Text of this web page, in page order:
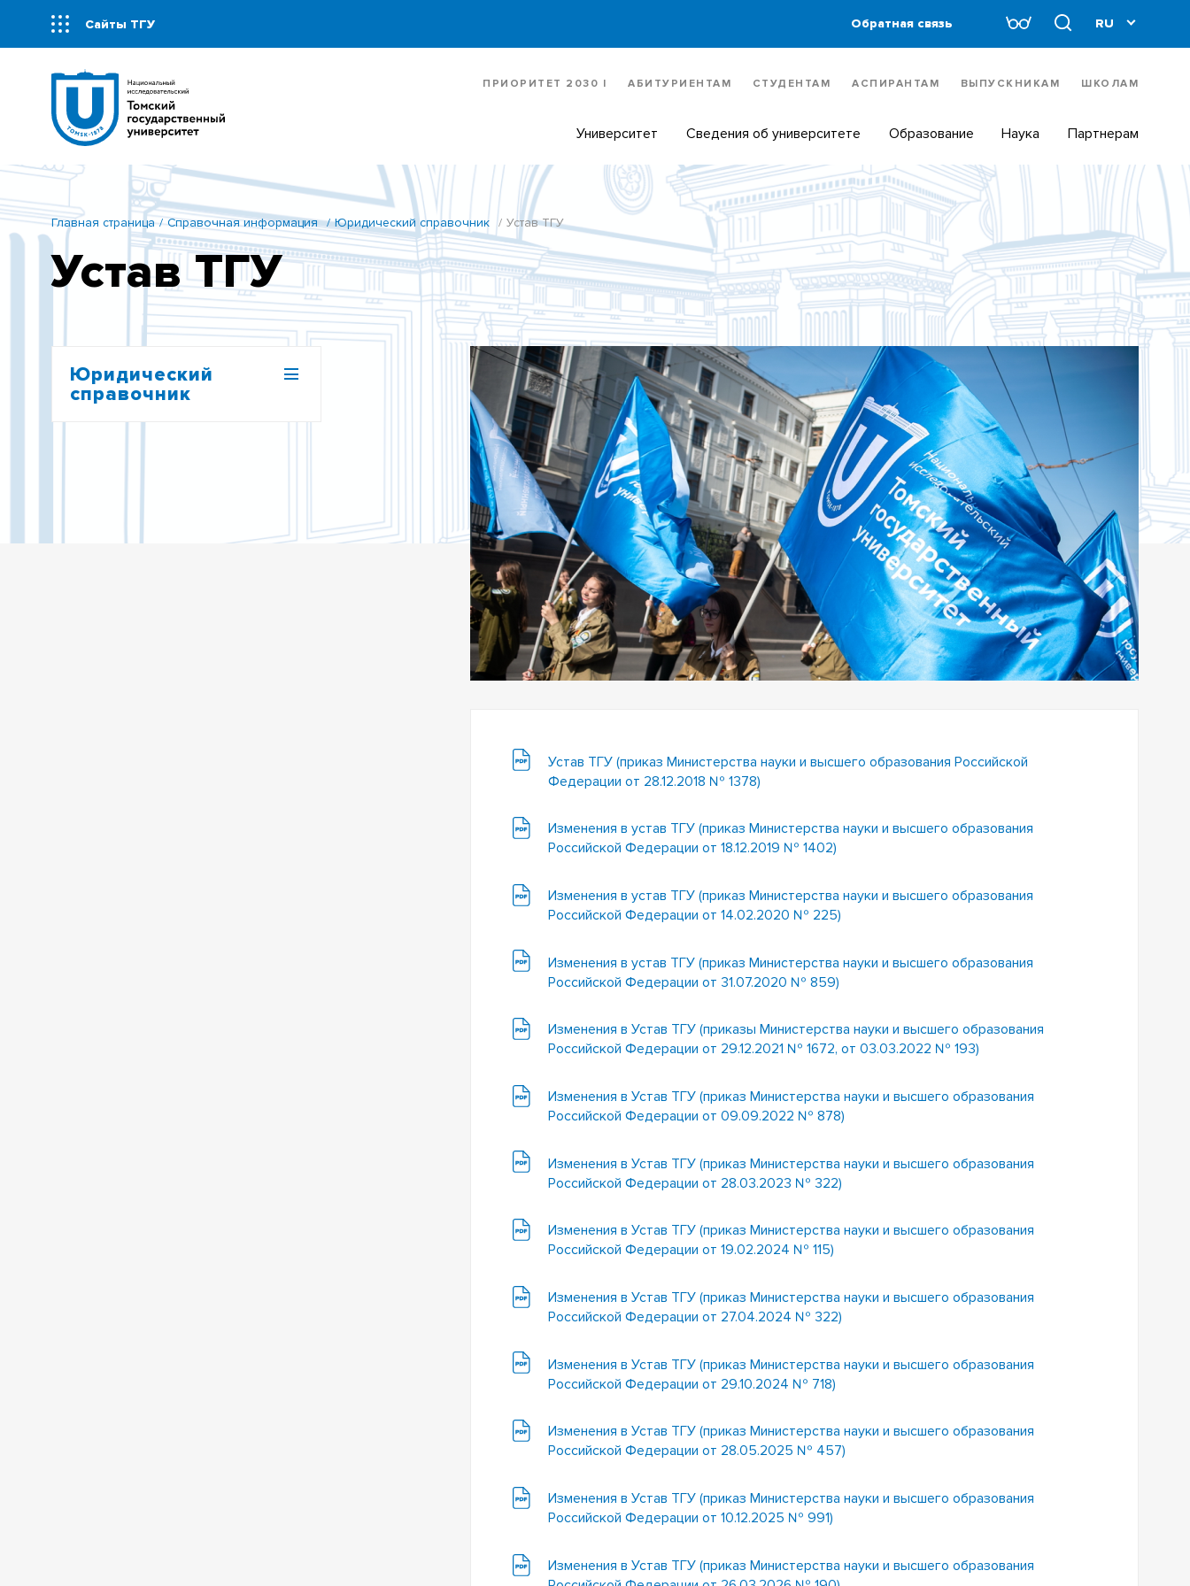
Сайты ТГУ Обратная связь
ПРИОРИТЕТ 2030 | АБИТУРИЕНТАМ СТУДЕНТАМ АСПИРАНТАМ ВЫПУСКНИКАМ ШКОЛАМ
Университет Сведения об университете Образование Наука Партнерам
Главная страница Справочная информация Юридический справочник Устав ТГУ
Устав ТГУ
Юридический
справочник
Устав ТГУ (приказ Министерства науки и высшего образования Российской
Федерации от 28.12.2018 № 1378)
Изменения в устав ТГУ (приказ Министерства науки и высшего образования
Российской Федерации от 18.12.2019 № 1402)
Изменения в устав ТГУ (приказ Министерства науки и высшего образования
Российской Федерации от 14.02.2020 № 225)
Изменения в устав ТГУ (приказ Министерства науки и высшего образования
Российской Федерации от 31.07.2020 № 859)
Изменения в Устав ТГУ (приказы Министерства науки и высшего образования
Российской Федерации от 29.12.2021 № 1672, от 03.03.2022 № 193)
Изменения в Устав ТГУ (приказ Министерства науки и высшего образования
Российской Федерации от 09.09.2022 № 878)
Изменения в Устав ТГУ (приказ Министерства науки и высшего образования
Российской Федерации от 28.03.2023 № 322)
Изменения в Устав ТГУ (приказ Министерства науки и высшего образования
Российской Федерации от 19.02.2024 № 115)
Изменения в Устав ТГУ (приказ Министерства науки и высшего образования
Российской Федерации от 27.04.2024 № 322)
Изменения в Устав ТГУ (приказ Министерства науки и высшего образования
Российской Федерации от 29.10.2024 № 718)
Изменения в Устав ТГУ (приказ Министерства науки и высшего образования
Российской Федерации от 28.05.2025 № 457)
Изменения в Устав ТГУ (приказ Министерства науки и высшего образования
Российской Федерации от 10.12.2025 № 991)
Изменения в Устав ТГУ (приказ Министерства науки и высшего образования